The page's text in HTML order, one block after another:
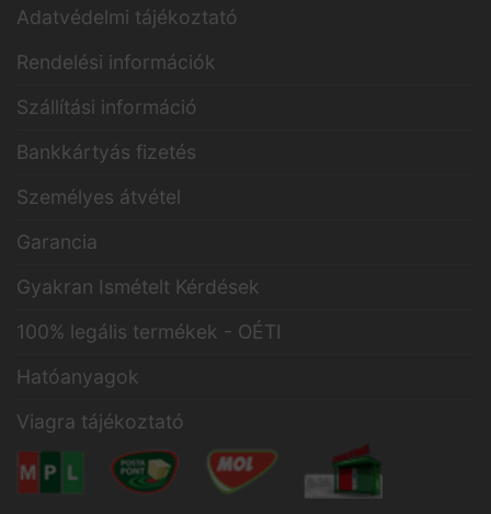
Adatvédelmi tájékoztató
Rendelési információk
Szállítási információ
Bankkártyás fizetés
Személyes átvétel
Garancia
Gyakran Ismételt Kérdések
100% legális termékek - OÉTI
Hatóanyagok
Viagra tájékoztató